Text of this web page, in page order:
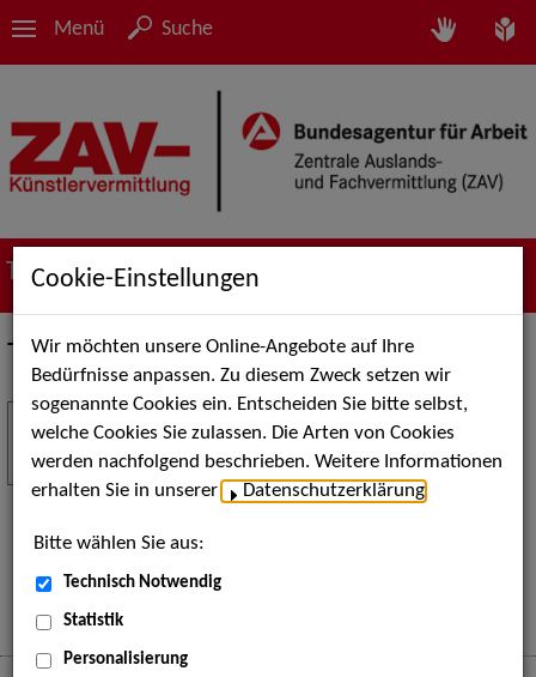
Menü Suche
Termine
Termine
Stuttgart Street Art
Kunst, Live-Acts und Aktionen für Kinder und
Familien. Die Stuttgart Street Art verwandelt den
eine große Open-Air-Bühne voller Akrobatik, Tanz,
Musik und beeindruckender Live-Performances.
Mehr
18
JUL
Cookie-Einstellungen
Wir möchten unsere Online-Angebote auf Ihre
Bedürfnisse anpassen. Zu diesem Zweck setzen wir
sogenannte Cookies ein. Entscheiden Sie bitte selbst,
welche Cookies Sie zulassen. Die Arten von Cookies
werden nachfolgend beschrieben. Weitere Informationen
erhalten Sie in unserer
Datenschutzerklärung
Bitte wählen Sie aus:
Technisch Notwendig
Statistik
Personalisierung